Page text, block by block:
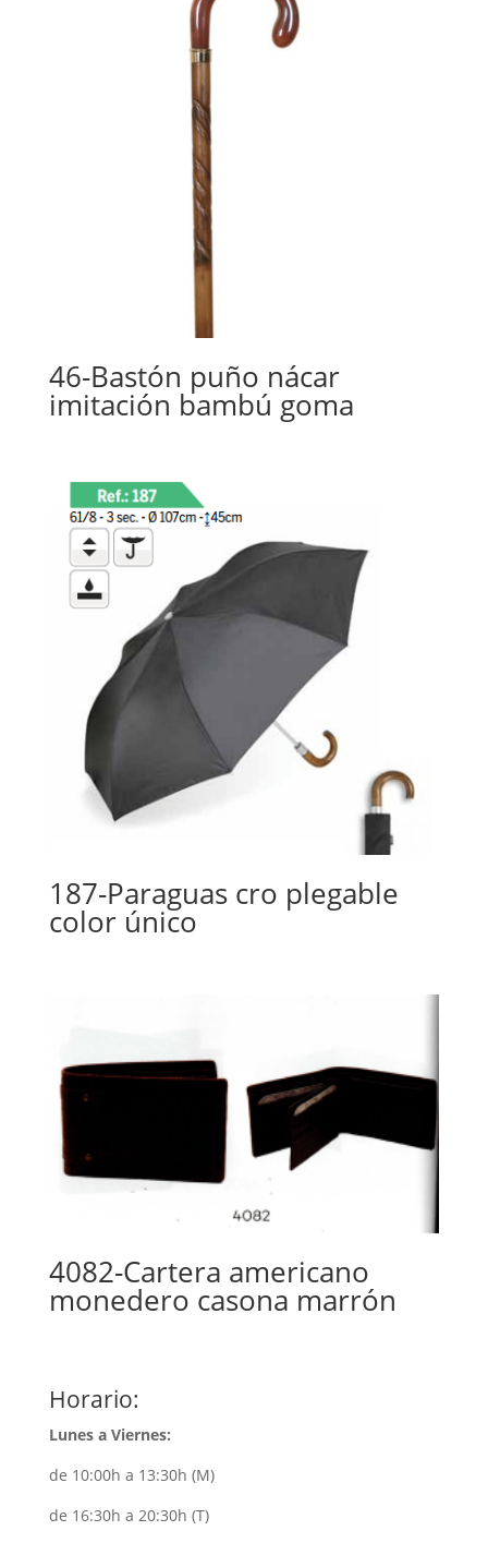
46-Bastón puño nácar
imitación bambú goma
187-Paraguas cro plegable
color único
4082-Cartera americano
monedero casona marrón
Horario:
Lunes a Viernes:
de 10:00h a 13:30h (M)
de 16:30h a 20:30h (T)